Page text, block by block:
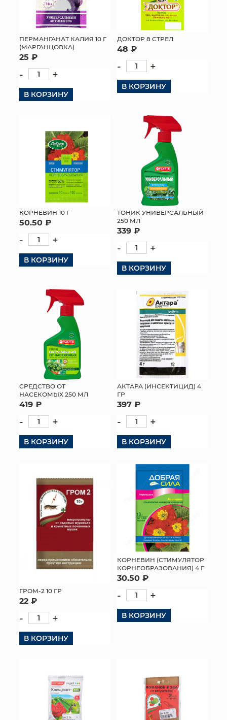
ПЕРМАНГАНАТ КАЛИЯ 10 Г
(МАРГАНЦОВКА)
25 ₽
- +
В КОРЗИНУ
ДОКТОР 8 СТРЕЛ
48 ₽
- +
В КОРЗИНУ
КОРНЕВИН 10 Г
50.50 ₽
- +
В КОРЗИНУ
ТОНИК УНИВЕРСАЛЬНЫЙ
250 МЛ
339 ₽
- +
В КОРЗИНУ
СРЕДСТВО ОТ
НАСЕКОМЫХ 250 МЛ
419 ₽
- +
В КОРЗИНУ
АКТАРА (ИНСЕКТИЦИД) 4
ГР
397 ₽
- +
В КОРЗИНУ
ГРОМ-2 10 ГР
22 ₽
- +
В КОРЗИНУ
КОРНЕВИН (СТИМУЛЯТОР
КОРНЕОБРАЗОВАНИЯ) 4 Г
30.50 ₽
- +
В КОРЗИНУ